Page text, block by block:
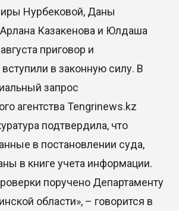
Нурбековой, Даны
Казакенова и Юлдаша
приговор и
в законную силу. В
запрос
агентства Tengrinews.kz
подтвердила, что
в постановлении суда,
в книге учета информации.
поручено Департаменту
области», – говорится в